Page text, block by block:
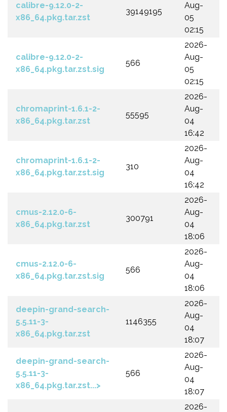
calibre-9.12.0-2-
x86_64.pkg.tar.zst
39149195
Aug-
05
02:15
calibre-9.12.0-2-
x86_64.pkg.tar.zst.sig
566
2026-
Aug-
05
02:15
chromaprint-1.6.1-2-
x86_64.pkg.tar.zst
55595
2026-
Aug-
04
16:42
chromaprint-1.6.1-2-
x86_64.pkg.tar.zst.sig
310
2026-
Aug-
04
16:42
cmus-2.12.0-6-
x86_64.pkg.tar.zst
300791
2026-
Aug-
04
18:06
cmus-2.12.0-6-
x86_64.pkg.tar.zst.sig
566
2026-
Aug-
04
18:06
deepin-grand-search-
5.5.11-3-
x86_64.pkg.tar.zst
1146355
2026-
Aug-
04
18:07
deepin-grand-search-
5.5.11-3-
x86_64.pkg.tar.zst...>
566
2026-
Aug-
04
18:07
2026-